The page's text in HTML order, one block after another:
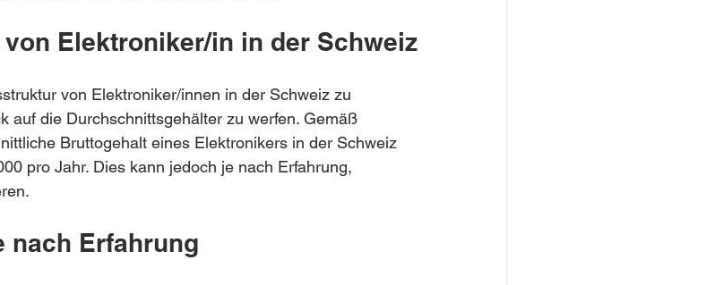
Elektroniker/in in der Schweiz
von Elektroniker/innen in der Schweiz zu
auf die Durchschnittsgehälter zu werfen. Gemäß
Bruttogehalt eines Elektronikers in der Schweiz
pro Jahr. Dies kann jedoch je nach Erfahrung,
nach Erfahrung